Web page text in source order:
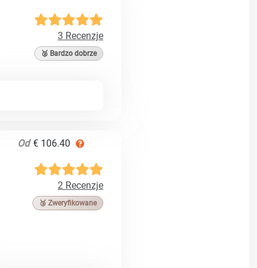
3 Recenzje
🥈 Bardzo dobrze
Od€ 106.40
2 Recenzje
🥉 Zweryfikowane